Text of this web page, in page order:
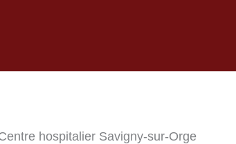
hospitalier Savigny-sur-Orge